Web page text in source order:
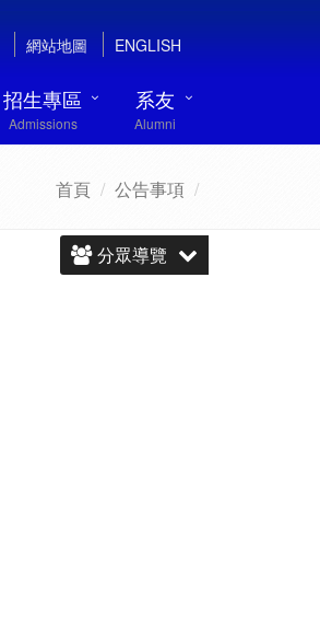
網站地圖 ENGLISH
招生專區
Admissions
系友
Alumni
首頁 公告事項
分眾導覽